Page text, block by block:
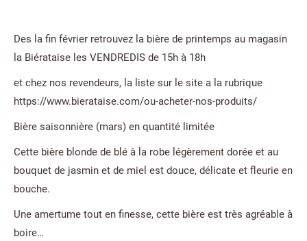
Des la fin février retrouvez la bière de printemps au magasin
la Biérataise les VENDREDIS de 15h à 18h
et chez nos revendeurs, la liste sur le site a la rubrique
https://www.bierataise.com/ou-acheter-nos-produits/
Bière saisonnière (mars) en quantité limitée
Cette bière blonde de blé à la robe légèrement dorée et au
bouquet de jasmin et de miel est douce, délicate et fleurie en
bouche.
Une amertume tout en finesse, cette bière est très agréable à
boire…